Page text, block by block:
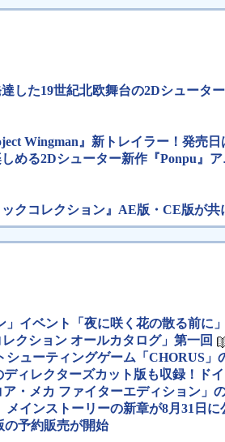
した19世紀北欧舞台の2Dシュータ
Wingman』新トレイラー！発売日
める2Dシューター新作『Ponpu』
クコレクション』AE版・CE版が共
イベント「夜に咲く花の散る前
クション オールカタログ」第一回
シューティングゲーム「CHORUS」
ィレクターズカット版も収録！ド
・メカ ファイターエディション」
インストーリーの新章が8月31日
の予約販売が開始